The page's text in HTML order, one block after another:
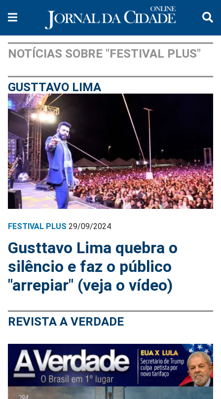
NOTÍCIAS SOBRE "FESTIVAL PLUS"
GUSTTAVO LIMA
FESTIVAL PLUS 29/09/2024
Gusttavo Lima quebra o
silêncio e faz o público
"arrepiar" (veja o vídeo)
REVISTA A VERDADE